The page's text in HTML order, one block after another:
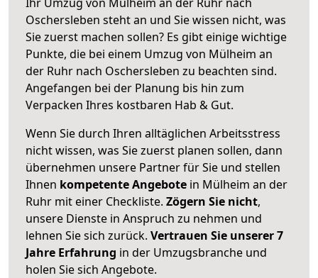
Oschersleben steht an und Sie wissen nicht, was
Sie zuerst machen sollen? Es gibt einige wichtige
Punkte, die bei einem Umzug von Mülheim an
der Ruhr nach Oschersleben zu beachten sind.
Angefangen bei der Planung bis hin zum
Verpacken Ihres kostbaren Hab & Gut.
Wenn Sie durch Ihren alltäglichen Arbeitsstress
nicht wissen, was Sie zuerst planen sollen, dann
übernehmen unsere Partner für Sie und stellen
Ihnen kompetente Angebote in Mülheim an der
Ruhr mit einer Checkliste. Zögern Sie nicht,
unsere Dienste in Anspruch zu nehmen und
lehnen Sie sich zurück. Vertrauen Sie unserer 7
Jahre Erfahrung in der Umzugsbranche und
holen Sie sich Angebote.